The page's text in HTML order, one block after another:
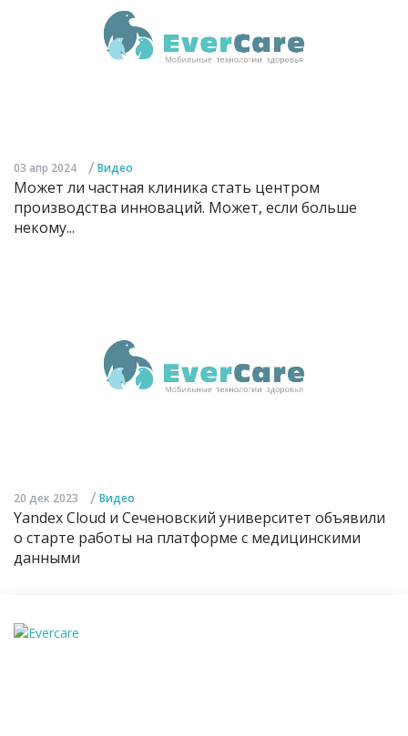
03 апр 2024 / Видео
Может ли частная клиника стать центром
производства инноваций. Может, если больше
некому...
20 дек 2023 / Видео
Yandex Cloud и Сеченовский университет объявили
о старте работы на платформе с медицинскими
данными